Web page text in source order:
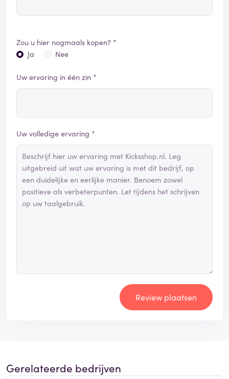
Zou u hier nogmaals kopen? *
Ja
Nee
Uw ervaring in één zin *
Uw volledige ervaring *
Review plaatsen
Gerelateerde bedrijven